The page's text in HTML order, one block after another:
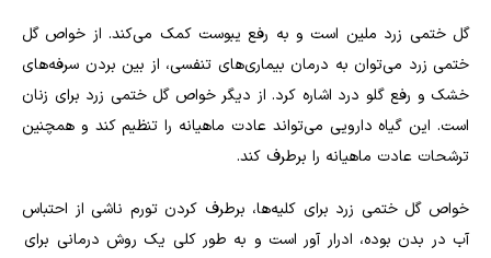
گل ختمی زرد ملین است و به رفع یبوست کمک می‌کند. از خواص گل
ختمی زرد می‌توان به درمان بیماری‌های تنفسی، از بین بردن سرفه‌های
خشک و رفع گلو درد اشاره کرد. از دیگر خواص گل ختمی زرد برای زنان
است. این گیاه دارویی می‌تواند عادت ماهیانه را تنظیم کند و همچنین
ترشحات عادت ماهیانه را برطرف کند.
خواص گل ختمی زرد برای کلیه‌ها، برطرف کردن تورم ناشی از احتباس
آب در بدن بوده، ادرار آور است و به طور کلی یک روش درمانی برای